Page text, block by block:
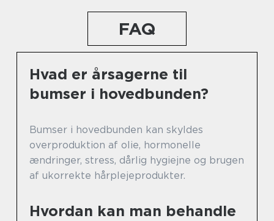
FAQ
Hvad er årsagerne til
bumser i hovedbunden?
Bumser i hovedbunden kan skyldes
overproduktion af olie, hormonelle
ændringer, stress, dårlig hygiejne og brugen
af ukorrekte hårplejeprodukter.
Hvordan kan man behandle